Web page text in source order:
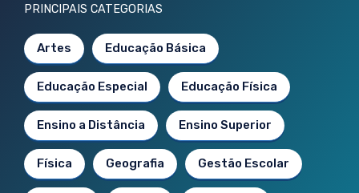
PRINCIPAIS CATEGORIAS
Artes Educação Básica
Educação Especial Educação Física
Ensino a Distância Ensino Superior
Física Geografia Gestão Escolar